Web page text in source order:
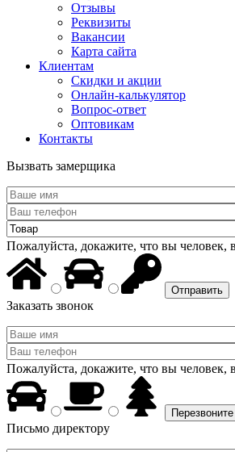
Отзывы
Реквизиты
Вакансии
Карта сайта
Клиентам
Скидки и акции
Онлайн-калькулятор
Вопрос-ответ
Оптовикам
Контакты
Вызвать замерщика
Пожалуйста, докажите, что вы человек,
Заказать звонок
Пожалуйста, докажите, что вы человек,
Письмо директору